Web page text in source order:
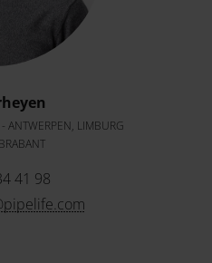
ANTWERPEN, LIMBURG
41 98